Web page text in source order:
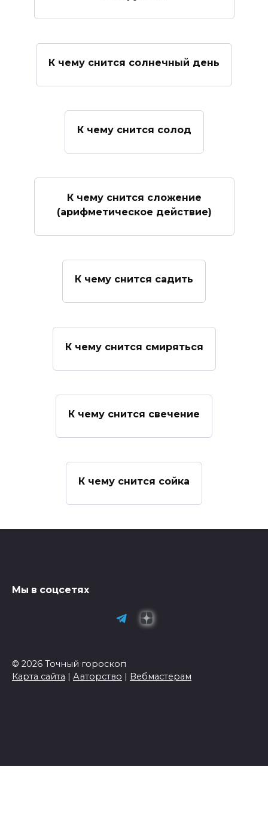
К чему снится солнечный день
К чему снится солод
К чему снится сложение
(арифметическое действие)
К чему снится садить
К чему снится смиряться
К чему снится свечение
К чему снится сойка
Мы в соцсетях
© 2026 Точный гороскоп
Карта сайта | Авторство | Вебмастерам